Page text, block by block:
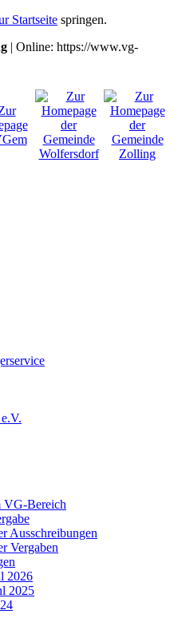
Startseite springen.
| Online: https://www.vg-
VG-Bereich
Ausschreibungen
Vergaben
2026
2025